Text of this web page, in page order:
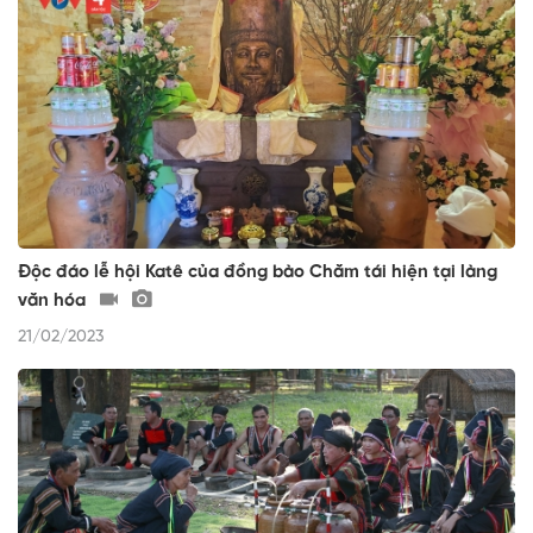
Độc đáo lễ hội Katê của đồng bào Chăm tái hiện tại làng
văn hóa
21/02/2023